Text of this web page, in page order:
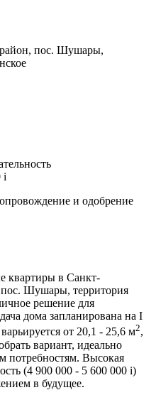
пос. Шушары,
i
и одобрение
квартиры в Санкт-
Шушары, территория
решение для
дома запланирована на I
от 20,1 - 25,6 м2,
вариант, идеально
потребностям. Высокая
(4 900 000 - 5 600 000 i)
в будущее.